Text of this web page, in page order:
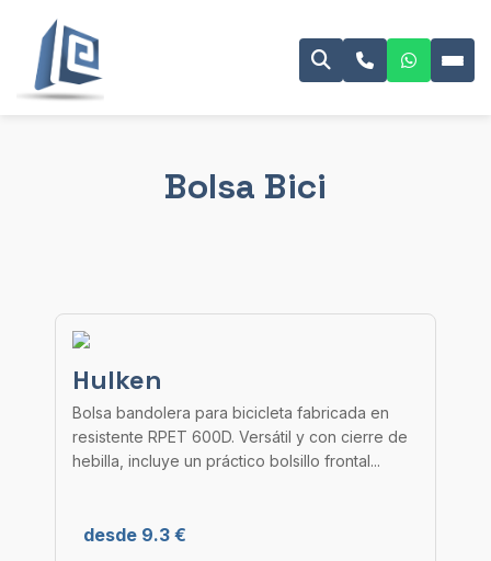
Bolsa Bici
Hulken
Bolsa bandolera para bicicleta fabricada en
resistente RPET 600D. Versátil y con cierre de
hebilla, incluye un práctico bolsillo frontal...
desde 9.3 €